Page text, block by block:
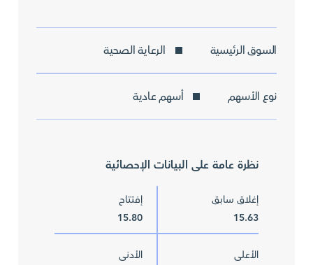
السوق الرئيسية الرعاية الصحية
نوع الأسهم أسهم عادية
نظرة عامة على البيانات الإحصائية
إغلاق سابق
15.63
إفتتاح
15.80
الأعلى
الأدنى